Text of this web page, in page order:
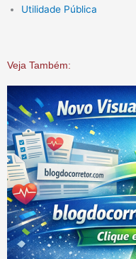
Utilidade Pública
Veja Também: